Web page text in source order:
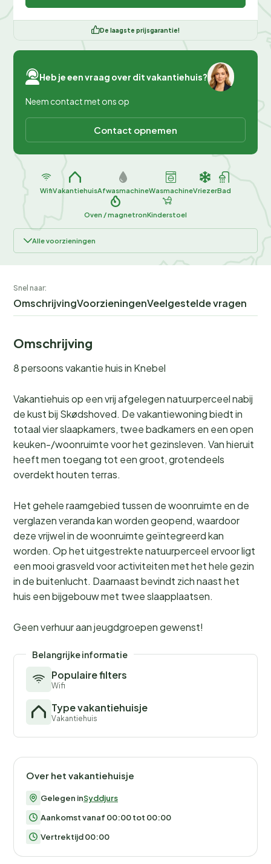
De laagste prijsgarantie!
Heb je een vraag over dit vakantiehuis?
Neem contact met ons op
Contact opnemen
WifiVakantiehuisAfwasmachineWasmachineVriezerBad
Oven / magnetronKinderstoel
Alle voorzieningen
Snel naar:
OmschrijvingVoorzieningenVeelgestelde vragen
Omschrijving
8 persoons vakantie huis in Knebel
Vakantiehuis op een vrij afgelegen natuurperceel nabij
de kust bij Skødshoved. De vakantiewoning biedt in
totaal vier slaapkamers, twee badkamers en een open
keuken-/woonruimte voor het gezinsleven. Van hieruit
heeft men toegang tot een groot, grotendeels
overdekt houten terras.
Het gehele raamgebied tussen de woonruimte en de
verglazen veranda kan worden geopend, waardoor
deze vrijwel in de woonruimte geïntegreerd kan
worden. Op het uitgestrekte natuurperceel ervoor ligt
een mooi grasveld voor activiteiten met het hele gezin
in de buitenlucht. Daarnaast bevindt zich naast het
huis een bijgebouw met twee slaapplaatsen.
Geen verhuur aan jeugdgroepen gewenst!
Belangrijke informatie
Populaire filters
Wifi
Type vakantiehuisje
Vakantiehuis
Over het vakantiehuisje
Gelegen inSyddjurs
Aankomst vanaf 00:00 tot 00:00
Vertrektijd 00:00